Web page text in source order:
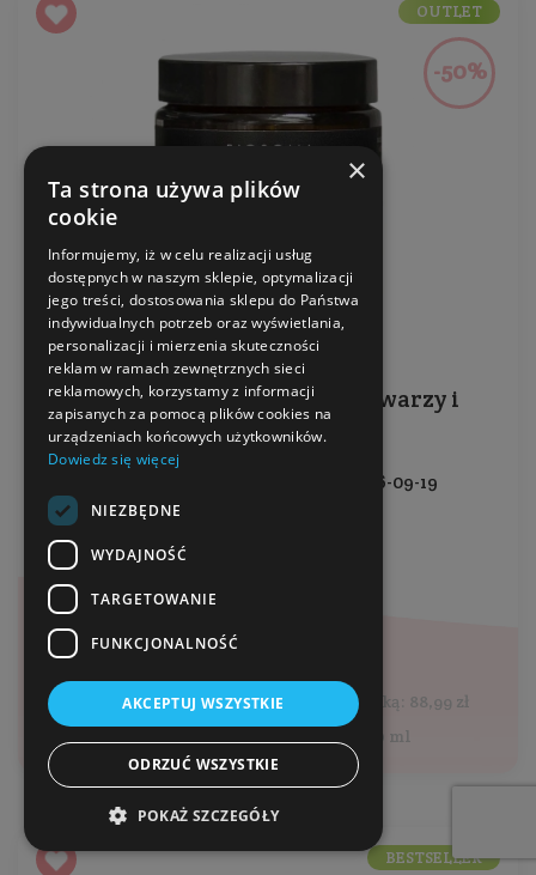
Balsam samoopalający do twarzy i
ciała Kakao
Wyprzedaż - data ważności: 2026-09-19
Producent:
44,49 zł
Najniższa cena z 30 dni przed obniżką: 88,99 zł
Cena jednostkowa: 37,08 zł / 100 ml
OUTLET
-50%
BESTSELLER
×
Ta strona używa plików
cookie
Informujemy, iż w celu realizacji usług
dostępnych w naszym sklepie, optymalizacji
jego treści, dostosowania sklepu do Państwa
indywidualnych potrzeb oraz wyświetlania,
personalizacji i mierzenia skuteczności
reklam w ramach zewnętrznych sieci
reklamowych, korzystamy z informacji
zapisanych za pomocą plików cookies na
urządzeniach końcowych użytkowników.
Dowiedz się więcej
NIEZBĘDNE
WYDAJNOŚĆ
TARGETOWANIE
FUNKCJONALNOŚĆ
AKCEPTUJ WSZYSTKIE
ODRZUĆ WSZYSTKIE
POKAŻ SZCZEGÓŁY